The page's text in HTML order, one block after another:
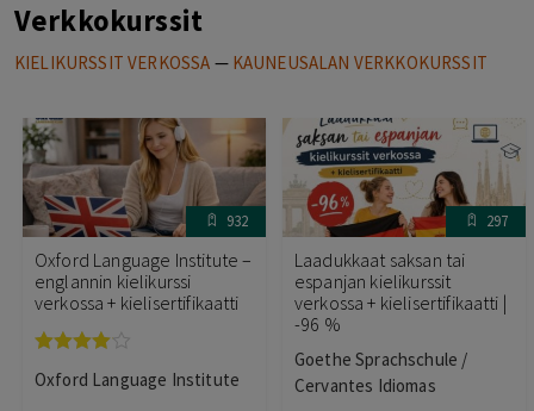
Verkkokurssit
KIELIKURSSIT VERKOSSA — KAUNEUSALAN VERKKOKURSSIT
932
Oxford Language Institute –
englannin kielikurssi
verkossa + kielisertifikaatti
tuotteesta:
Oxford Language Institute
297
Laadukkaat saksan tai
espanjan kielikurssit
verkossa + kielisertifikaatti |
-96 %
Goethe Sprachschule /
Cervantes Idiomas